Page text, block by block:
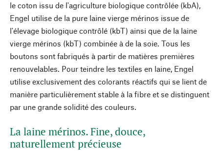
le coton issu de l'agriculture biologique contrôlée (kbA),
Engel utilise de la pure laine vierge mérinos issue de
l'élevage biologique contrôlé (kbT) ainsi que de la laine
vierge mérinos (kbT) combinée à de la soie. Tous les
boutons sont fabriqués à partir de matières premières
renouvelables. Pour teindre les textiles en laine, Engel
utilise exclusivement des colorants réactifs qui se lient de
manière particulièrement stable à la fibre et se distinguent
par une grande solidité des couleurs.
La laine mérinos. Fine, douce,
naturellement précieuse